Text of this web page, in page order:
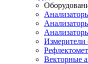
Измерители
Векторные